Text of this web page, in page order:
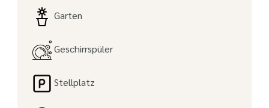
Garten
Geschirrspüler
Stellplatz